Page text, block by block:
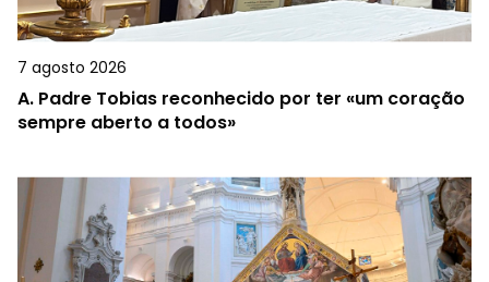
7 agosto 2026
A. Padre Tobias reconhecido por ter «um coração
sempre aberto a todos»